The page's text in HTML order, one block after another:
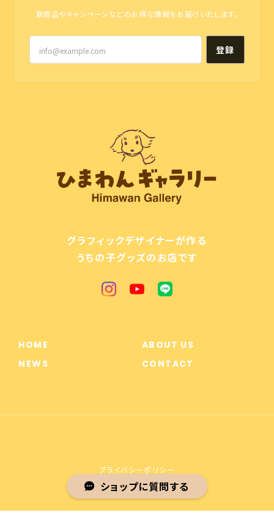
新商品やキャンペーンなどのお得な情報をお届けいたします。
登録
グラフィックデザイナーが作る
うちの子グッズのお店です
HOME
ABOUT US
NEWS
CONTACT
プライバシーポリシー
特定商取引法に基づく表記
ショップに質問する